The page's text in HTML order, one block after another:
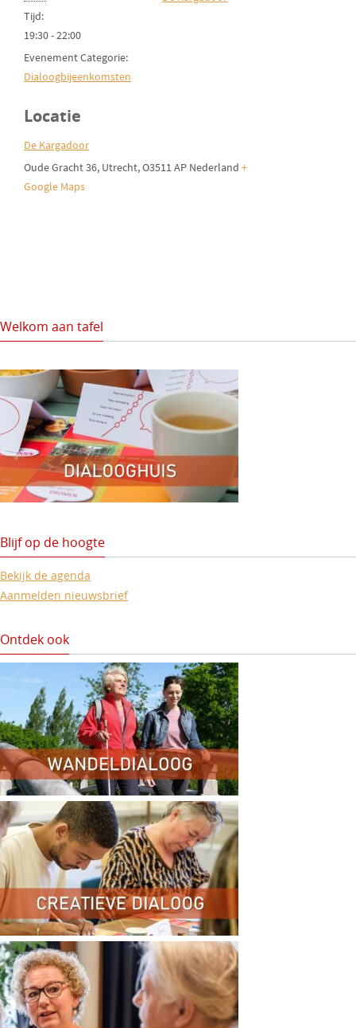
Tijd:
19:30 - 22:00
Evenement Categorie:
Dialoogbijeenkomsten
Locatie
De Kargadoor
Oude Gracht 36 Utrecht,O3511 AP Nederland +
Google Maps
Welkom aan tafel
Blijf op de hoogte
Bekijk de agenda
Aanmelden nieuwsbrief
Ontdek ook